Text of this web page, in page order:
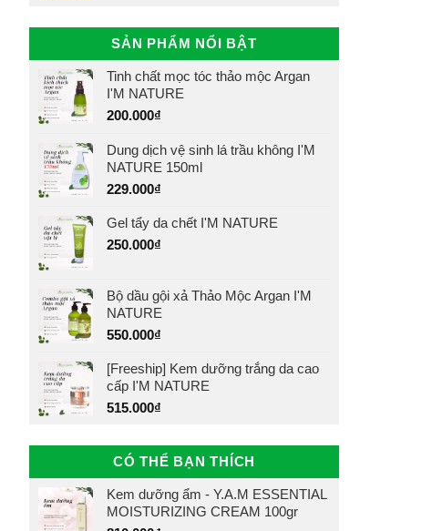
SẢN PHẨM NỔI BẬT
Tinh chất mọc tóc thảo mộc Argan
I'M NATURE
200.000₫
Dung dịch vệ sinh lá trầu không I'M
NATURE 150ml
229.000₫
Gel tẩy da chết I'M NATURE
250.000₫
Bộ dầu gội xả Thảo Mộc Argan I'M
NATURE
550.000₫
[Freeship] Kem dưỡng trắng da cao
cấp I'M NATURE
515.000₫
CÓ THỂ BẠN THÍCH
Kem dưỡng ẩm - Y.A.M ESSENTIAL
MOISTURIZING CREAM 100gr